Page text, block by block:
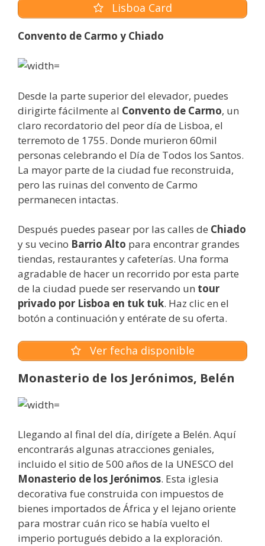
Lisboa Card
Convento de Carmo y Chiado
Desde la parte superior del elevador, puedes
dirigirte fácilmente al Convento de Carmo, un
claro recordatorio del peor día de Lisboa, el
terremoto de 1755. Donde murieron 60mil
personas celebrando el Día de Todos los Santos.
La mayor parte de la ciudad fue reconstruida,
pero las ruinas del convento de Carmo
permanecen intactas.
Después puedes pasear por las calles de Chiado
y su vecino Barrio Alto para encontrar grandes
tiendas, restaurantes y cafeterías. Una forma
agradable de hacer un recorrido por esta parte
de la ciudad puede ser reservando un tour
privado por Lisboa en tuk tuk. Haz clic en el
botón a continuación y entérate de su oferta.
Ver fecha disponible
Monasterio de los Jerónimos, Belén
Llegando al final del día, dirígete a Belén. Aquí
encontrarás algunas atracciones geniales,
incluido el sitio de 500 años de la UNESCO del
Monasterio de los Jerónimos. Esta iglesia
decorativa fue construida con impuestos de
bienes importados de África y el lejano oriente
para mostrar cuán rico se había vuelto el
imperio portugués debido a la exploración.